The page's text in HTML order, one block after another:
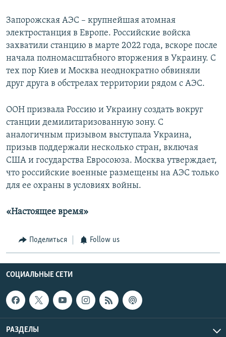
Запорожская АЭС – крупнейшая атомная
электростанция в Европе. Российские войска
захватили станцию в марте 2022 года, вскоре после
начала полномасштабного вторжения в Украину. С
тех пор Киев и Москва неоднократно обвиняли
друг друга в обстрелах территории рядом с АЭС.
ООН призвала Россию и Украину создать вокруг
станции демилитаризованную зону. С
аналогичным призывом выступала Украина,
призыв поддержали несколько стран, включая
США и государства Евросоюза. Москва утверждает,
что российские военные размещены на АЭС только
для ее охраны в условиях войны.
«Настоящее время»
Поделиться Follow us
СОЦИАЛЬНЫЕ СЕТИ
РАЗДЕЛЫ